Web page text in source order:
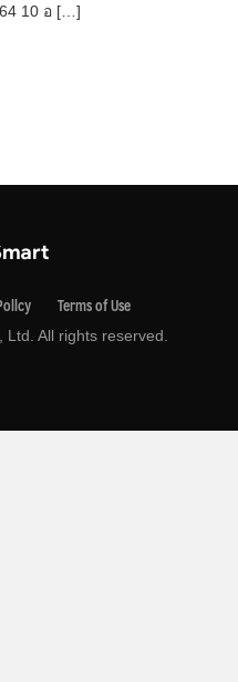
10 อ […]
Terms of Use
All rights reserved.